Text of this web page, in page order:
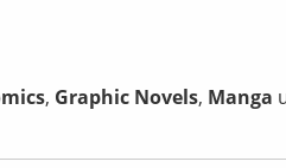
, Graphic Novels, Manga